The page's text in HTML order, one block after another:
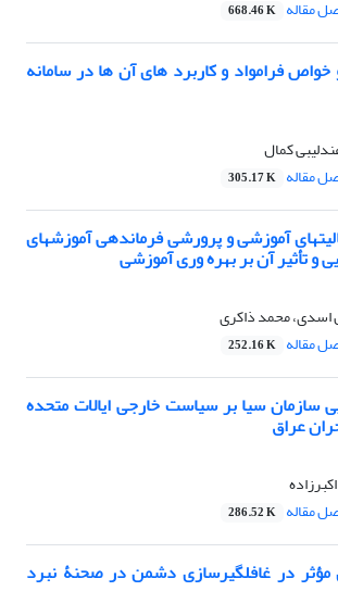
مقاله 668.46 K
فرامواد و کاربرد های آن ها در سامانه
کمال
مقاله 305.17 K
آموزشی و پرورشی فرماندهی آموزشهای
و تأثیر آن بر بهره وری آموزشی
اسدی، محمد ذاکری
مقاله 252.16 K
سازمان سیا بر سیاست خارجی ایالات متحده
عراق
مقاله 286.52 K
مؤثر در غافلگیرسازی دشمن در صحنۀ نبرد